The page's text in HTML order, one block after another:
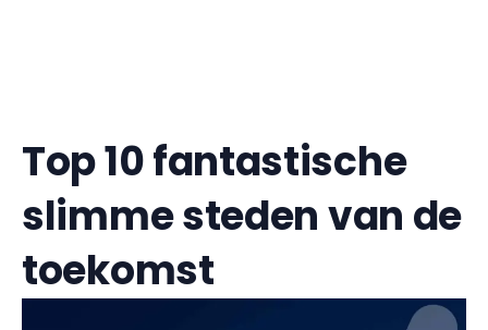
Top 10 fantastische
slimme steden van de
toekomst